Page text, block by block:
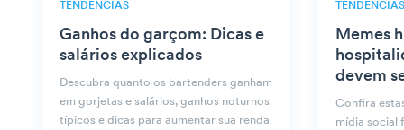
TENDÊNCIAS
Ganhos do garçom: Dicas e
salários explicados
Descubra quanto os bartenders ganham
em gorjetas e salários, ganhos noturnos
típicos e dicas para aumentar sua renda
TENDÊNCIAS
Memes
devem
Confira
mídia social